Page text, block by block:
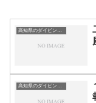
高知県のダイビングスポット・ポイント一覧